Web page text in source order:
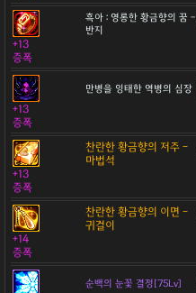
흑아 : 영롱한 황금향의 꿈 -
반지
+13
증폭
만병을 잉태한 역병의 심장
+13
증폭
찬란한 황금향의 저주 -
마법석
+13
증폭
찬란한 황금향의 이면 -
귀걸이
+14
증폭
순백의 눈꽃 결정[75Lv]